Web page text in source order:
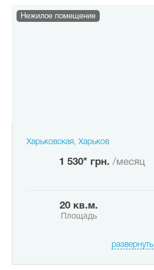
Нежилое помещение
Харьковская, Харьков
1 530* грн. /месяц
20 кв.м.
Площадь
развернуть